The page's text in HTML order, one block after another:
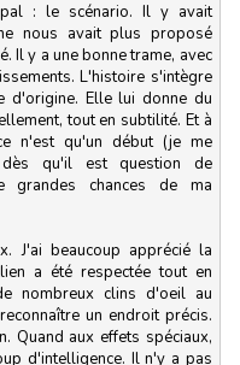
: le scénario. Il y avait
nous avait plus proposé
Il y a une bonne trame, avec
L'histoire s'intègre
d'origine. Elle lui donne du
tout en subtilité. Et à
n'est qu'un début (je me
dès qu'il est question de
grandes chances de ma
J'ai beaucoup apprécié la
a été respectée tout en
nombreux clins d'oeil au
un endroit précis.
Quand aux effets spéciaux,
d'intelligence. Il n'y a pas